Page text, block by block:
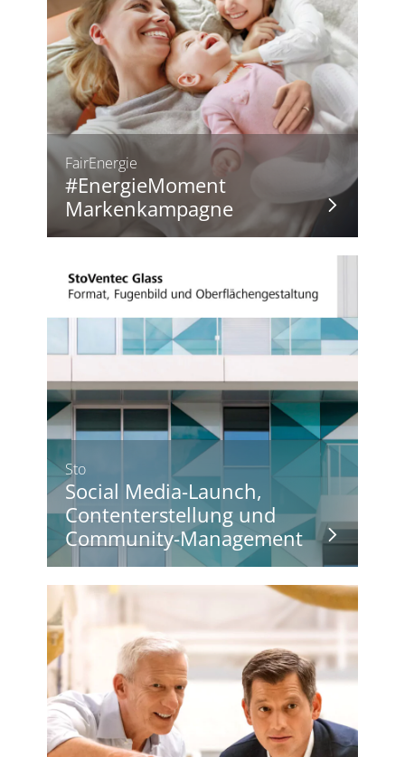
FairEnergie
#EnergieMoment
Markenkampagne
Sto
Social Media-Launch,
Contenterstellung und
Community-Management